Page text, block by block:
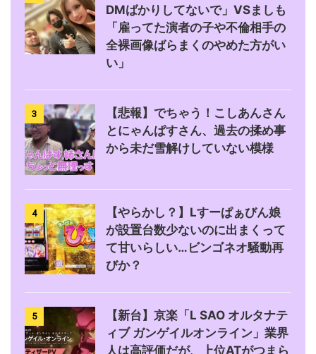
DMばかりしてないで」VSましも
「雇ってた演者の子や不倫相手の
全裸画像ばらまくのやめた方がい
い」
3
【悲報】でちゃう！こしあんさん
とにゃんぱすさん、過去の揉め事
から未だ雪解けしていない模様
4
【やらかし？】Lすーぱぁびん娘
が設置台数少ないのに出まくって
て甘いらしい…ビンゴネオ騒動再
びか？
5
【新台】京楽「L SAO オルタナテ
ィブ ガンゲイルオンライン」業界
人は高評価だが、上位ATがつまら